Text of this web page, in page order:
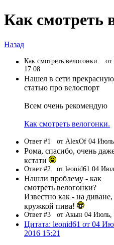
Как смотреть
Назад
Как смотреть велогонки.
17:08
Нашел в сети прекрасную
статью про велоспорт
Всем очень рекомендую
Как смотреть велогонки.
Ответ #1 от AlexOf 04
Рома, спасибо, очень
кстати
Ответ #2 от leonid61 04
Нашли проблему - как
смотреть велогонки?
Известно как - на
кружкой пива!
Ответ #3 от Акын 04 Июль,
Цитата: leonid61 от 04
2016 15:21